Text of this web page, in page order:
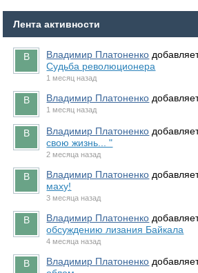
Лента активности
Владимир Платоненко
Судьба революционера
1 месяц назад
Владимир Платоненко
1 месяц назад
Владимир Платоненко
свою жизнь... "
2 месяца назад
Владимир Платоненко
маху!
3 месяца назад
Владимир Платоненко
обсуждению лизания Байкала
4 месяца назад
Владимир Платоненко